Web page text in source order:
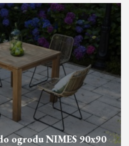
ogrodu NIMES 90x90